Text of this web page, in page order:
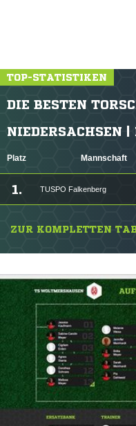
TOP-STATISTIKEN
DIE BESTEN
NIEDERSACHSEN
Platz Mannschaft
1. TUSPO Falkenberg
ZUR KOMPLETTEN